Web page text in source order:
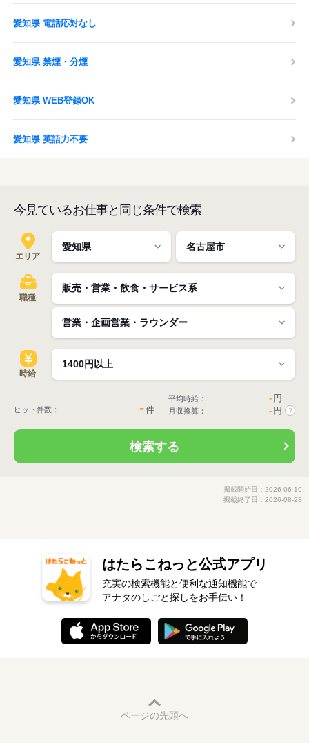
愛知県 電話応対なし
愛知県 禁煙・分煙
愛知県 WEB登録OK
愛知県 英語力不要
今見ているお仕事と同じ条件で検索
エリア
職種
時給
ヒット件数： -件
平均時給： - 円
月収換算： - 円 ?
検索する
掲載開始日：2026-06-19
掲載終了日：2026-08-28
はたらこねっと公式アプリ
充実の検索機能と便利な通知機能で
アナタのしごと探しをお手伝い！
ページの先頭へ